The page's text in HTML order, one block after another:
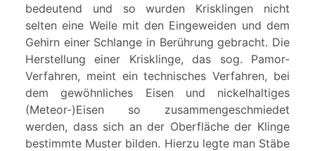
bedeutend und so wurden Krisklingen nicht
selten eine Weile mit den Eingeweiden und dem
Gehirn einer Schlange in Berührung gebracht. Die
Herstellung einer Krisklinge, das sog. Pamor-
Verfahren, meint ein technisches Verfahren, bei
dem gewöhnliches Eisen und nickelhaltiges
(Meteor-)Eisen so zusammengeschmiedet
werden, dass sich an der Oberfläche der Klinge
bestimmte Muster bilden. Hierzu legte man Stäbe